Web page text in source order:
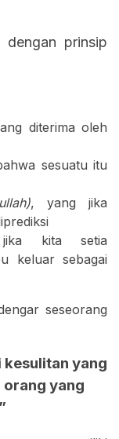
dengan prinsip
diterima oleh
sesuatu itu
, yang jika
kita setia
keluar sebagai
seseorang
kesulitan yang
orang yang